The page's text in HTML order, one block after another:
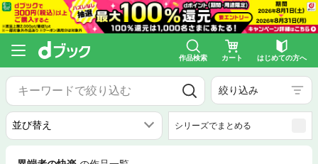
作品検索 カート はじめての方へ
絞り込み
シリーズでまとめる